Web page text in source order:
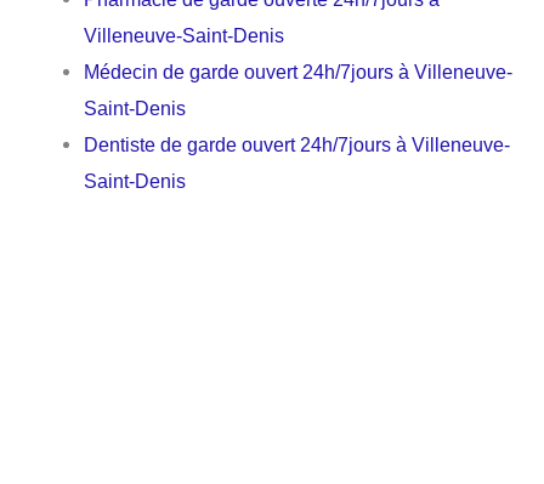
Villeneuve-Saint-Denis
Médecin de garde ouvert 24h/7jours à Villeneuve-
Saint-Denis
Dentiste de garde ouvert 24h/7jours à Villeneuve-
Saint-Denis